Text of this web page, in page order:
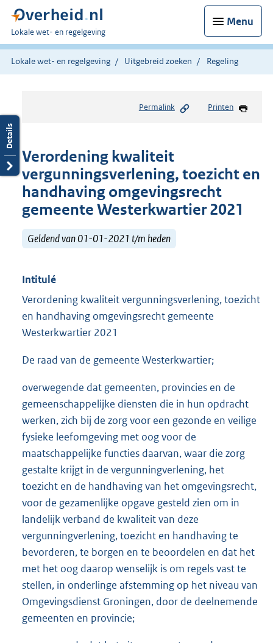
Menu
U
bent
hier:
Lokale wet- en regelgeving
Lokale wet- en regelgeving Uitgebreid zoeken Regeling
Permalink Printen
Verordening kwaliteit
vergunningsverlening, toezicht en
handhaving omgevingsrecht
gemeente Westerkwartier 2021
Geldend van 01-01-2021 t/m heden
Intitulé
Verordening kwaliteit vergunningsverlening, toezicht
en handhaving omgevingsrecht gemeente
Westerkwartier 2021
De raad van de gemeente Westerkwartier;
overwegende dat gemeenten, provincies en de
gemeenschappelijke diensten die in hun opdracht
werken, zich bij de zorg voor een gezonde en veilige
fysieke leefomgeving met oog voor de
maatschappelijke functies daarvan, waar die zorg
gestalte krijgt in de vergunningverlening, het
toezicht en de handhaving van het omgevingsrecht,
voor de gezamenlijke opgave gesteld zien om in
landelijk verband de kwaliteit van deze
vergunningverlening, toezicht en handhaving te
bevorderen, te borgen en te beoordelen en dat het
met het oog daarop wenselijk is om regels vast te
stellen, in onderlinge afstemming op het niveau van
Omgevingsdienst Groningen, door de deelnemende
gemeenten en provincie;